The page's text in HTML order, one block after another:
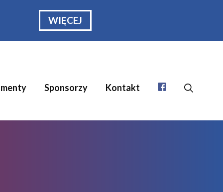
WIĘCEJ
Sponsorzy Kontakt